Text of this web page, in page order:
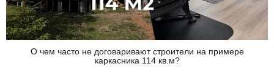
О чем часто не договаривают строители на примере
каркасника 114 кв.м?